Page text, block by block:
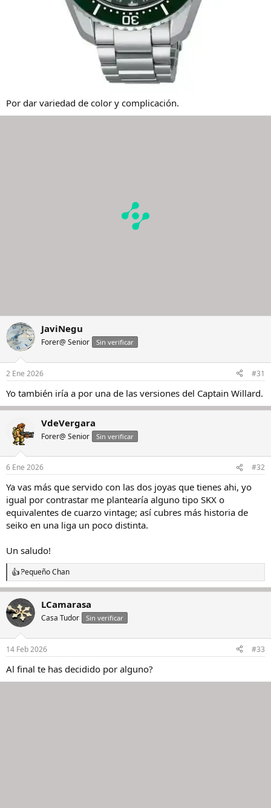
Por dar variedad de color y complicación.
JaviNegu
Forer@ Senior Sin verificar
2 Ene 2026 #31
Yo también iría a por una de las versiones del Captain Willard.
VdeVergara
Forer@ Senior Sin verificar
6 Ene 2026 #32
Ya vas más que servido con las dos joyas que tienes ahi, yo
igual por contrastar me plantearía alguno tipo SKX o
equivalentes de cuarzo vintage; así cubres más historia de
seiko en una liga un poco distinta.
Un saludo!
R
e
c
c
i
e
:
Pequeño Chan
LCamarasa
Casa Tudor Sin verificar
14 Feb 2026 #33
Al final te has decidido por alguno?